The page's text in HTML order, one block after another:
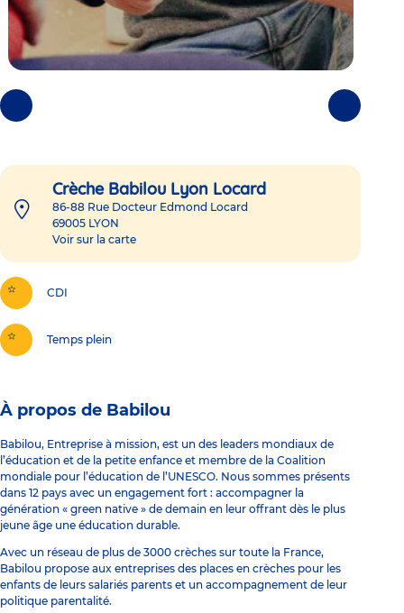
Photos
précédentes
Photos
suivantes
Crèche Babilou Lyon Locard
86-88 Rue Docteur Edmond Locard
69005 LYON
Voir sur la carte
CDI
Temps plein
À propos de Babilou
Babilou, Entreprise à mission, est un des leaders mondiaux de
l’éducation et de la petite enfance et membre de la Coalition
mondiale pour l’éducation de l’UNESCO. Nous sommes présents
dans 12 pays avec un engagement fort : accompagner la
génération « green native » de demain en leur offrant dès le plus
jeune âge une éducation durable.
Avec un réseau de plus de 3000 crèches sur toute la France,
Babilou propose aux entreprises des places en crèches pour les
enfants de leurs salariés parents et un accompagnement de leur
politique parentalité.